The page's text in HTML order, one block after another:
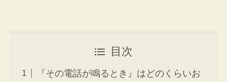
目次
『その電話が鳴るとき』はどのくらいお